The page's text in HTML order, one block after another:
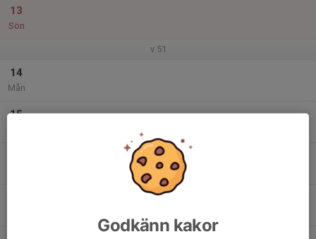
13
Sön
v.51
14
Mån
15
Godkänn kakor